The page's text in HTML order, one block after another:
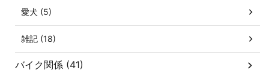
愛犬 (5)
雑記 (18)
バイク関係 (41)